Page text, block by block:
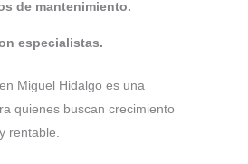
de mantenimiento.
especialistas.
Miguel Hidalgo es una
quienes buscan crecimiento
rentable.